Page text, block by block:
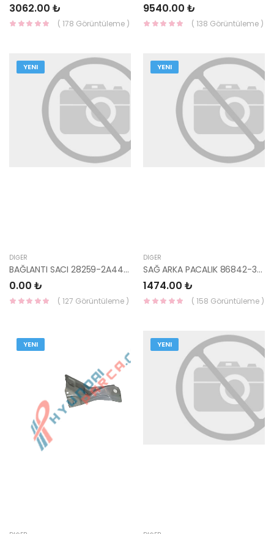
3062.00 ₺
( 178 Görüntüleme )
9540.00 ₺
( 138 Görüntüleme )
YENI
DIĞER
BAĞLANTI SACI 28259-2A441-HMC
0.00 ₺
( 127 Görüntüleme )
YENI
DIĞER
SAĞ ARKA PACALIK 86842-3X700-HMC
1474.00 ₺
( 158 Görüntüleme )
YENI YENI